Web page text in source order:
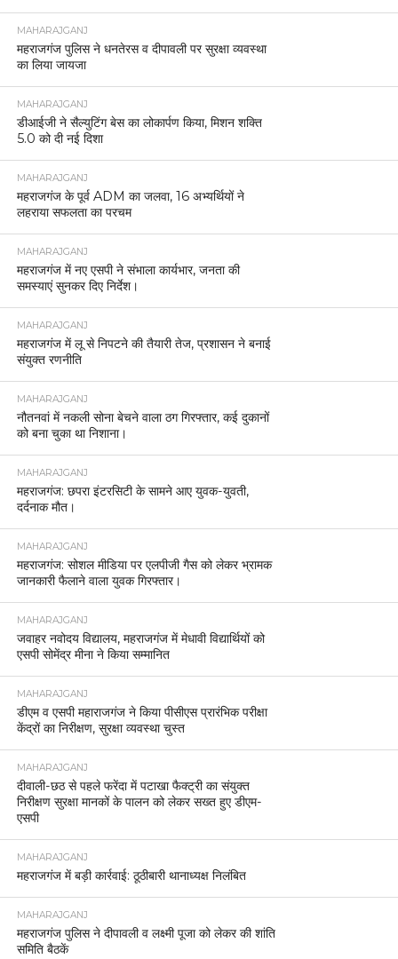
MAHARAJGANJ
महराजगंज पुलिस ने धनतेरस व दीपावली पर सुरक्षा व्यवस्था
का लिया जायजा
MAHARAJGANJ
डीआईजी ने सैल्युटिंग बेस का लोकार्पण किया, मिशन शक्ति
5.0 को दी नई दिशा
MAHARAJGANJ
महराजगंज के पूर्व ADM का जलवा, 16 अभ्यर्थियों ने
लहराया सफलता का परचम
MAHARAJGANJ
महराजगंज में नए एसपी ने संभाला कार्यभार, जनता की
समस्याएं सुनकर दिए निर्देश।
MAHARAJGANJ
महराजगंज में लू से निपटने की तैयारी तेज, प्रशासन ने बनाई
संयुक्त रणनीति
MAHARAJGANJ
नौतनवां में नकली सोना बेचने वाला ठग गिरफ्तार, कई दुकानों
को बना चुका था निशाना।
MAHARAJGANJ
महराजगंज: छपरा इंटरसिटी के सामने आए युवक-युवती,
दर्दनाक मौत।
MAHARAJGANJ
महराजगंज: सोशल मीडिया पर एलपीजी गैस को लेकर भ्रामक
जानकारी फैलाने वाला युवक गिरफ्तार।
MAHARAJGANJ
जवाहर नवोदय विद्यालय, महराजगंज में मेधावी विद्यार्थियों को
एसपी सोमेंद्र मीना ने किया सम्मानित
MAHARAJGANJ
डीएम व एसपी महाराजगंज ने किया पीसीएस प्रारंभिक परीक्षा
केंद्रों का निरीक्षण, सुरक्षा व्यवस्था चुस्त
MAHARAJGANJ
दीवाली-छठ से पहले फरेंदा में पटाखा फैक्ट्री का संयुक्त
निरीक्षण सुरक्षा मानकों के पालन को लेकर सख्त हुए डीएम-
एसपी
MAHARAJGANJ
महराजगंज में बड़ी कार्रवाई: ठूठीबारी थानाध्यक्ष निलंबित
MAHARAJGANJ
महराजगंज पुलिस ने दीपावली व लक्ष्मी पूजा को लेकर की शांति
समिति बैठकें